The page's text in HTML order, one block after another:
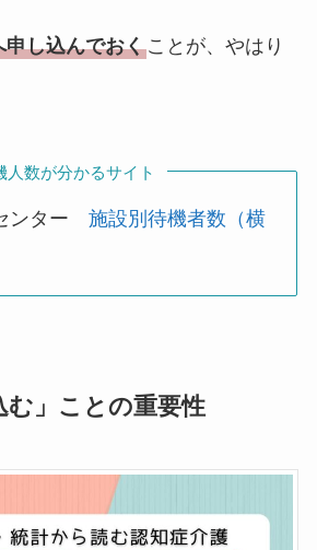
し込んでおくことが、やはり
人数が分かるサイト
ンター施設別待機者数（横
む」ことの重要性